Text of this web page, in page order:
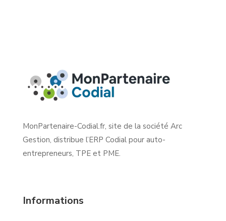
MonPartenaire-Codial.fr, site de la société Arc
Gestion, distribue l’ERP Codial pour auto-
entrepreneurs, TPE et PME.
Informations